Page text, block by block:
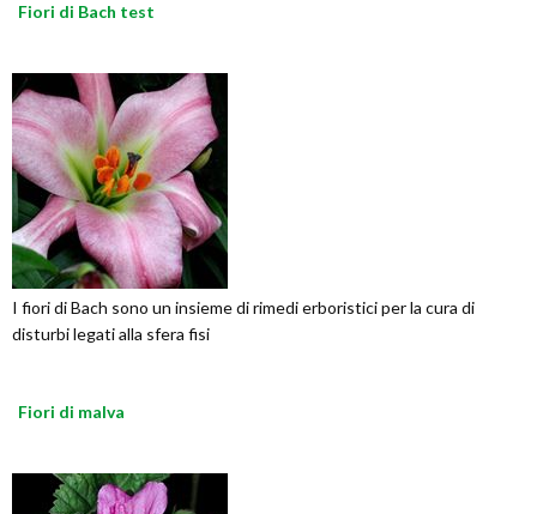
Fiori di Bach test
I fiori di Bach sono un insieme di rimedi erboristici per la cura di
disturbi legati alla sfera fisi
Fiori di malva